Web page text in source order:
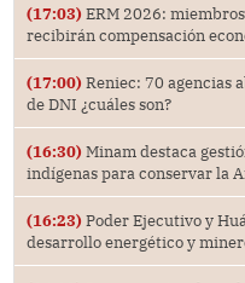
(17:03) ERM 2026:
recibirán compensación
(17:00) Reniec: 70 agencias
de DNI ¿cuáles son?
(16:30) Minam destaca
indígenas para conservar la
(16:23) Poder Ejecutivo y
desarrollo energético y